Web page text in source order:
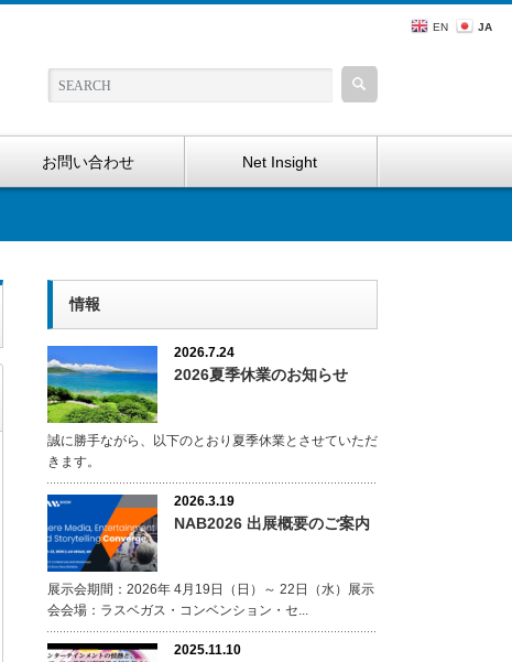
お問い合わせ Net Insight
情報
2026.7.24
2026夏季休業のお知らせ
誠に勝手ながら、以下のとおり夏季休業とさせていただ
きます。
2026.3.19
NAB2026 出展概要のご案内
展示会期間：2026年 4月19日（日）～ 22日（水）展示
会会場：ラスベガス・コンベンション・セ...
2025.11.10
EN JA